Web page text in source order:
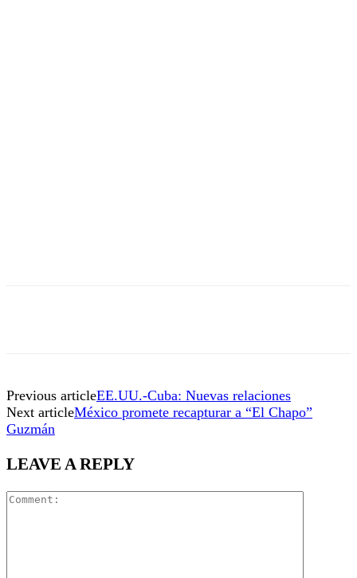
Previous articleEE.UU.-Cuba: Nuevas relaciones
Next articleMéxico promete recapturar a “El Chapo”
Guzmán
LEAVE A REPLY